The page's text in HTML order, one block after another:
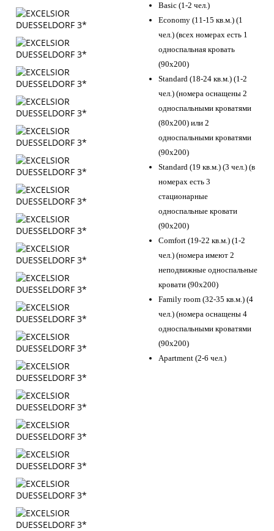
Basic (1-2 чел.)
Economy (11-15 кв.м.) (1
чел.) (всех номерах есть 1
односпальная кровать
(90х200)
Standard (18-24 кв.м.) (1-2
чел.) (номера оснащены 2
односпальными кроватями
(80x200) или 2
односпальными кроватями
(90х200)
Standard (19 кв.м.) (3 чел.) (в
номерах есть 3
стационарные
односпальные кровати
(90х200)
Comfort (19-22 кв.м.) (1-2
чел.) (номера имеют 2
неподвижные односпальные
кровати (90х200)
Family room (32-35 кв.м.) (4
чел.) (номера оснащены 4
односпальными кроватями
(90х200)
Apartment (2-6 чел.)